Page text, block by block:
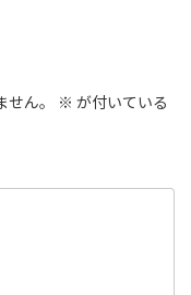
ん。 ※ が付いている